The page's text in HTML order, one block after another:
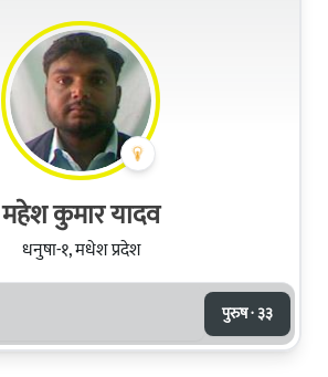
महेश कुमार यादव
धनुषा-१, मधेश प्रदेश
पुरुष · ३३